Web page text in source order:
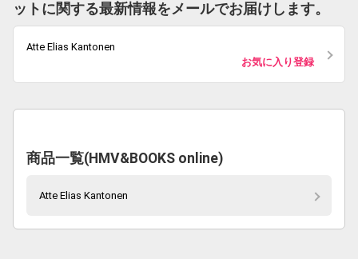
ットに関する最新情報をメールでお届けします。
Atte Elias Kantonen
お気に入り登録
商品一覧(HMV&BOOKS online)
Atte Elias Kantonen